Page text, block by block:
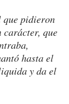
pidieron
carácter, que
hasta el
y da el